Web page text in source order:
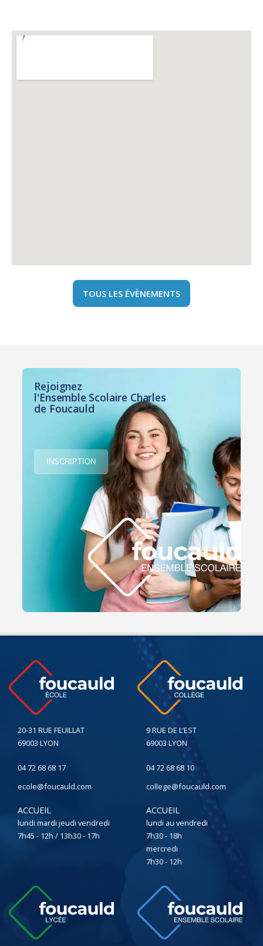
TOUS LES ÉVÈNEMENTS
Rejoignez
l'Ensemble Scolaire Charles
de Foucauld
INSCRIPTION
20-31 RUE FEUILLAT
69003 LYON
04 72 68 68 17
ecole@foucauld.com
ACCUEIL
lundi mardi jeudi vendredi
7h45 - 12h / 13h30 - 17h
9 RUE DE L’EST
69003 LYON
04 72 68 68 10
college@foucauld.com
ACCUEIL
lundi au vendredi
7h30 - 18h
mercredi
7h30 - 12h